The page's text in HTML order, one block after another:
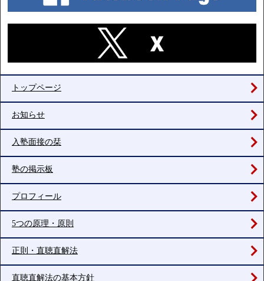
トップページ
お知らせ
入塾面接の栞
塾の掲示板
プロフィール
5つの原理・原則
正則・直聴直解法
直聴直解法の基本方針